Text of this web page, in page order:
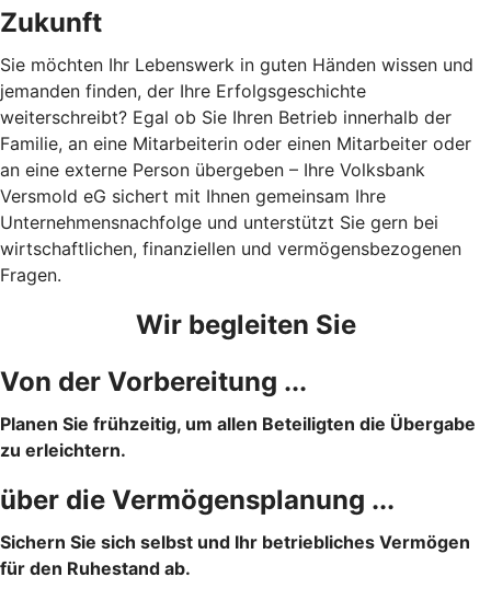
Zukunft
Sie möchten Ihr Lebenswerk in guten Händen wissen und
jemanden finden, der Ihre Erfolgsgeschichte
weiterschreibt? Egal ob Sie Ihren Betrieb innerhalb der
Familie, an eine Mitarbeiterin oder einen Mitarbeiter oder
an eine externe Person übergeben – Ihre Volksbank
Versmold eG sichert mit Ihnen gemeinsam Ihre
Unternehmensnachfolge und unterstützt Sie gern bei
wirtschaftlichen, finanziellen und vermögensbezogenen
Fragen.
Wir begleiten Sie
Von der Vorbereitung ...
Planen Sie frühzeitig, um allen Beteiligten die Übergabe
zu erleichtern.
über die Vermögensplanung ...
Sichern Sie sich selbst und Ihr betriebliches Vermögen
für den Ruhestand ab.